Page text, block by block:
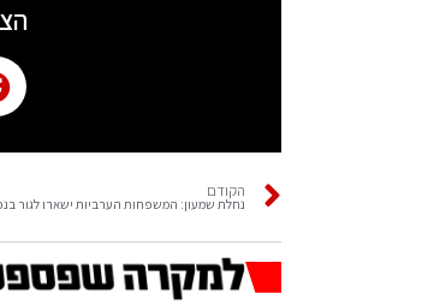
הקודם
נחלת שמעון: המשפחות הערביות ישארו לגור